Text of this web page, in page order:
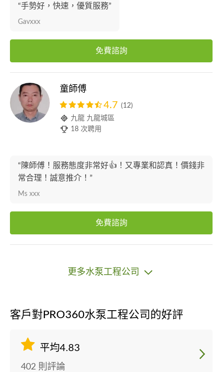
“手勢好，快速，優質服務”
Gavxxx
免費諮詢
童師傅
4.7 (12)
九龍 九龍城區
18 次聘用
“陳師傅！服務態度非常好👍！又專業和認真！價錢非
常合理！誠意推介！”
Ms xxx
免費諮詢
更多水泵工程公司
客戶對PRO360水泵工程公司的好評
平均4.83
402 則評論